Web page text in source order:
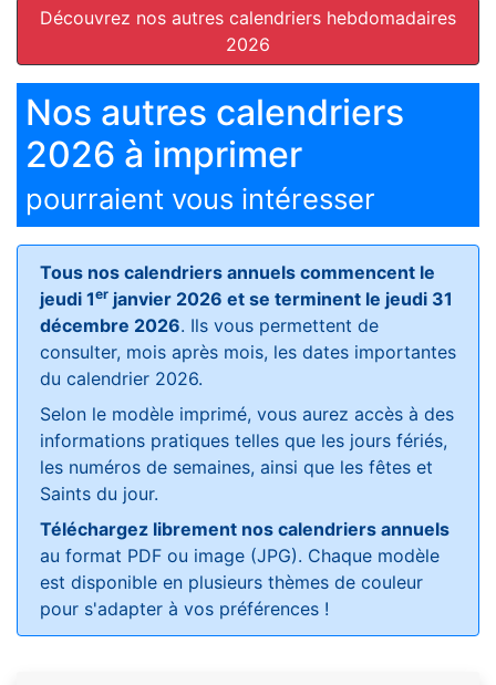
Découvrez nos autres calendriers hebdomadaires
2026
Nos autres calendriers
2026 à imprimer
pourraient vous intéresser
Tous nos calendriers annuels commencent le
jeudi 1er janvier 2026 et se terminent le jeudi 31
décembre 2026. Ils vous permettent de
consulter, mois après mois, les dates importantes
du calendrier 2026.
Selon le modèle imprimé, vous aurez accès à des
informations pratiques telles que les jours fériés,
les numéros de semaines, ainsi que les fêtes et
Saints du jour.
Téléchargez librement nos calendriers annuels
au format PDF ou image (JPG). Chaque modèle
est disponible en plusieurs thèmes de couleur
pour s'adapter à vos préférences !